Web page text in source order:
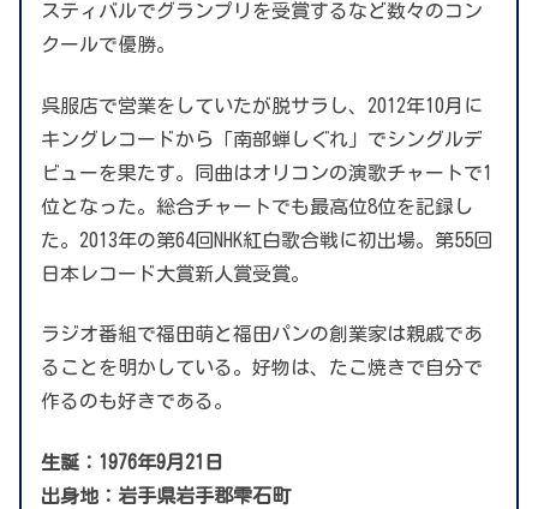
スティバルでグランプリを受賞するなど数々のコン
クールで優勝。
呉服店で営業をしていたが脱サラし、2012年10月に
キングレコードから「南部蝉しぐれ」でシングルデ
ビューを果たす。同曲はオリコンの演歌チャートで1
位となった。総合チャートでも最高位8位を記録し
た。2013年の第64回NHK紅白歌合戦に初出場。第55回
日本レコード大賞新人賞受賞。
ラジオ番組で福田萌と福田パンの創業家は親戚であ
ることを明かしている。好物は、たこ焼きで自分で
作るのも好きである。
生誕：1976年9月21日
出身地：岩手県岩手郡雫石町